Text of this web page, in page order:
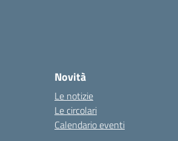
Novità
Le notizie
Le circolari
Calendario eventi